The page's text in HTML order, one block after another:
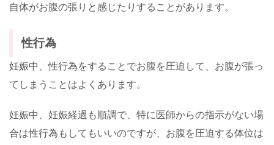
自体がお腹の張りと感じたりすることがあります。
性行為
妊娠中、性行為をすることでお腹を圧迫して、お腹が張っ
てしまうことはよくあります。
妊娠中、妊娠経過も順調で、特に医師からの指示がない場
合は性行為もしてもいいのですが、お腹を圧迫する体位は